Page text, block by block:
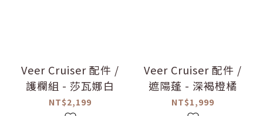
Veer Cruiser 配件 /
護欄組 - 莎瓦娜白
NT$2,199
Veer Cruiser 配件 /
遮陽蓬 - 深褐橙橘
NT$1,999